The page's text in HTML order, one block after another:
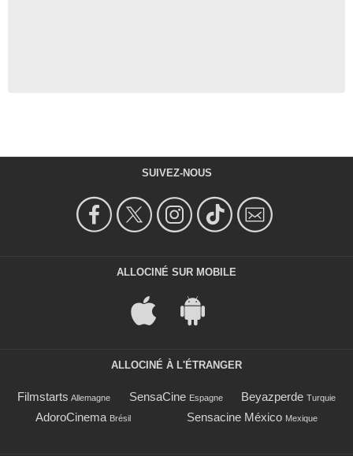
SUIVEZ-NOUS
ALLOCINÉ SUR MOBILE
ALLOCINÉ À L'ÉTRANGER
Filmstarts Allemagne SensaCine Espagne Beyazperde Turquie
AdoroCinema Brésil Sensacine México Mexique